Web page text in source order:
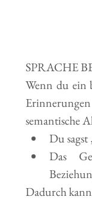
SPRACHE
Wenn du ein
semantische
Du sagst
Das
Dadurch